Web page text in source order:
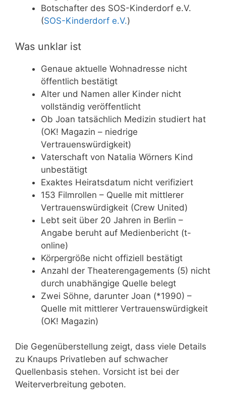
Botschafter des SOS-Kinderdorf e.V.
(SOS-Kinderdorf e.V.)
Was unklar ist
Genaue aktuelle Wohnadresse nicht
öffentlich bestätigt
Alter und Namen aller Kinder nicht
vollständig veröffentlicht
Ob Joan tatsächlich Medizin studiert hat
(OK! Magazin – niedrige
Vertrauenswürdigkeit)
Vaterschaft von Natalia Wörners Kind
unbestätigt
Exaktes Heiratsdatum nicht verifiziert
153 Filmrollen – Quelle mit mittlerer
Vertrauenswürdigkeit (Crew United)
Lebt seit über 20 Jahren in Berlin –
Angabe beruht auf Medienbericht (t-
online)
Körpergröße nicht offiziell bestätigt
Anzahl der Theaterengagements (5) nicht
durch unabhängige Quelle belegt
Zwei Söhne, darunter Joan (*1990) –
Quelle mit mittlerer Vertrauenswürdigkeit
(OK! Magazin)
Die Gegenüberstellung zeigt, dass viele Details
zu Knaups Privatleben auf schwacher
Quellenbasis stehen. Vorsicht ist bei der
Weiterverbreitung geboten.